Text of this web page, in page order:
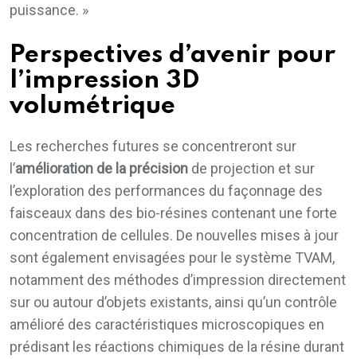
puissance. »
Perspectives d’avenir pour
l’impression 3D
volumétrique
Les recherches futures se concentreront sur
l’amélioration de la précision de projection et sur
l’exploration des performances du façonnage des
faisceaux dans des bio-résines contenant une forte
concentration de cellules. De nouvelles mises à jour
sont également envisagées pour le système TVAM,
notamment des méthodes d’impression directement
sur ou autour d’objets existants, ainsi qu’un contrôle
amélioré des caractéristiques microscopiques en
prédisant les réactions chimiques de la résine durant